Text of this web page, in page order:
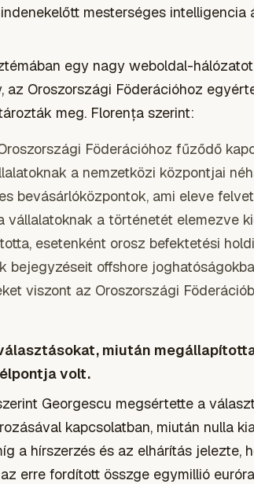
mesterséges intelligencia
egy nagy weboldal-
az Oroszországi Föderációhoz
meg. Florența szerint:
Föderációhoz fűződő
a nemzetközi központjai
bevásárlóközpontok, ami eleve
vállalatoknak a történetét elemezve
esetenként orosz befektetési
bejegyzéseit offshore
viszont az Oroszországi
miután
volt.
Georgescu megsértette a
kapcsolatban, miután nulla
a hírszerzés és az elhárítás jelezte,
erre fordított összge egymillió